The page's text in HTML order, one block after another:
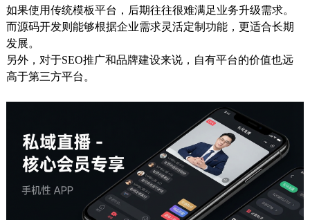
如果使用传统模板平台，后期往往很难满足业务升级需求。
而源码开发则能够根据企业需求灵活定制功能，更适合长期
发展。
另外，对于SEO推广和品牌建设来说，自有平台的价值也远
高于第三方平台。